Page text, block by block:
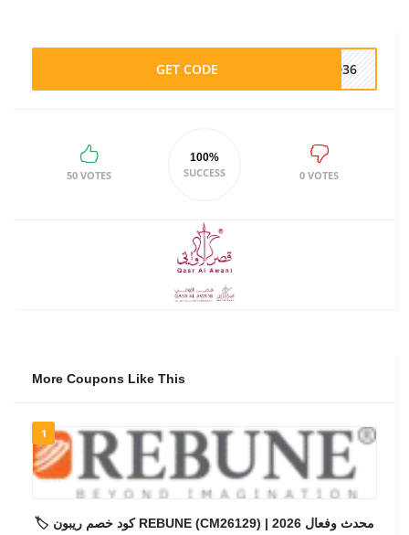
GET CODE A036
50 VOTES
100%
SUCCESS 0 VOTES
More Coupons Like This
1
🏷️ كود خصم ريبون REBUNE (CM26129) محدث وفعال 2026 |